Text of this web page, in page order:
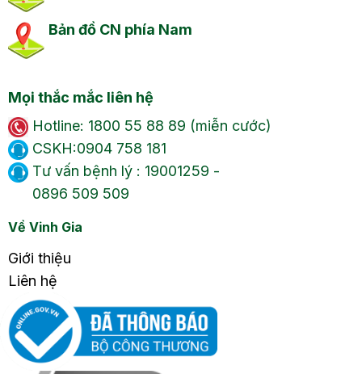
Bản đồ CN phía Nam
Mọi thắc mắc liên hệ
Hotline: 1800 55 88 89 (miễn cước)
CSKH:0904 758 181
Tư vấn bệnh lý : 19001259 -
0896 509 509
Về Vinh Gia
Giới thiệu
Liên hệ